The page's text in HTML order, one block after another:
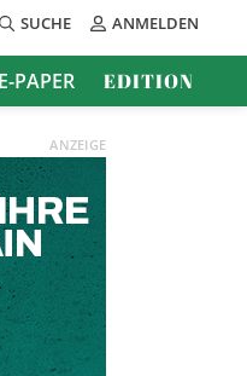
SUCHE ANMELDEN
PAPER EDITION
ANZEIGE